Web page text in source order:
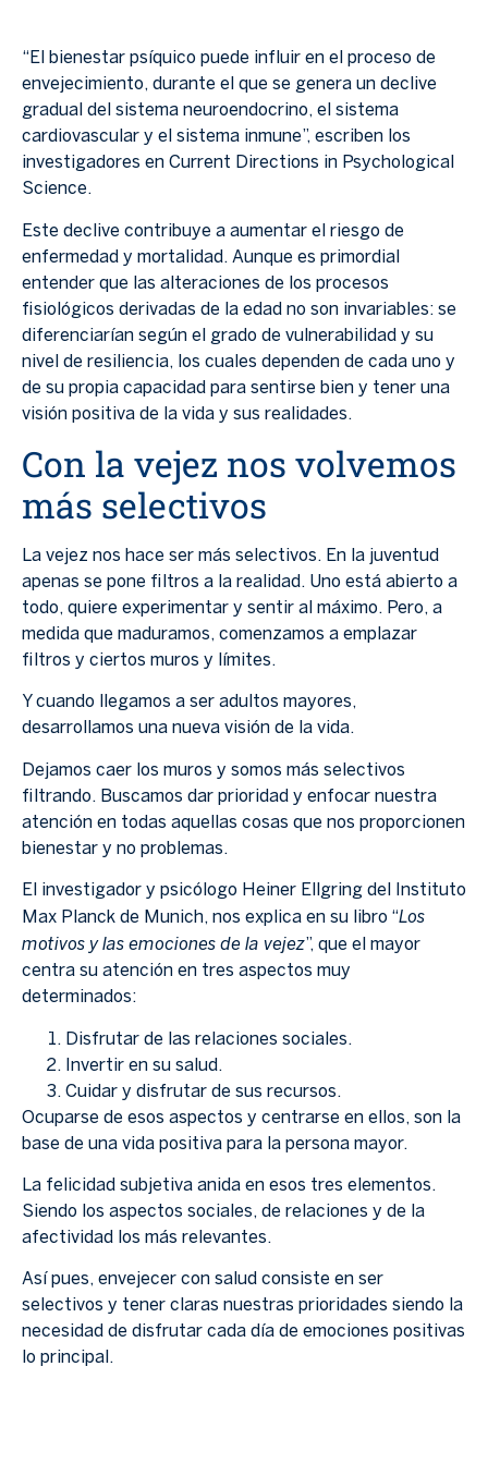
“El bienestar psíquico puede influir en el proceso de
envejecimiento, durante el que se genera un declive
gradual del sistema neuroendocrino, el sistema
cardiovascular y el sistema inmune”, escriben los
investigadores en Current Directions in Psychological
Science.
Este declive contribuye a aumentar el riesgo de
enfermedad y mortalidad. Aunque es primordial
entender que las alteraciones de los procesos
fisiológicos derivadas de la edad no son invariables: se
diferenciarían según el grado de vulnerabilidad y su
nivel de resiliencia, los cuales dependen de cada uno y
de su propia capacidad para sentirse bien y tener una
visión positiva de la vida y sus realidades.
Con la vejez nos volvemos
más selectivos
La vejez nos hace ser más selectivos. En la juventud
apenas se pone filtros a la realidad. Uno está abierto a
todo, quiere experimentar y sentir al máximo. Pero, a
medida que maduramos, comenzamos a emplazar
filtros y ciertos muros y límites.
Y cuando llegamos a ser adultos mayores,
desarrollamos una nueva visión de la vida.
Dejamos caer los muros y somos más selectivos
filtrando. Buscamos dar prioridad y enfocar nuestra
atención en todas aquellas cosas que nos proporcionen
bienestar y no problemas.
El investigador y psicólogo Heiner Ellgring del Instituto
Max Planck de Munich, nos explica en su libro “Los
motivos y las emociones de la vejez”, que el mayor
centra su atención en tres aspectos muy
determinados:
Disfrutar de las relaciones sociales.
Invertir en su salud.
Cuidar y disfrutar de sus recursos.
Ocuparse de esos aspectos y centrarse en ellos, son la
base de una vida positiva para la persona mayor.
La felicidad subjetiva anida en esos tres elementos.
Siendo los aspectos sociales, de relaciones y de la
afectividad los más relevantes.
Así pues, envejecer con salud consiste en ser
selectivos y tener claras nuestras prioridades siendo la
necesidad de disfrutar cada día de emociones positivas
lo principal.